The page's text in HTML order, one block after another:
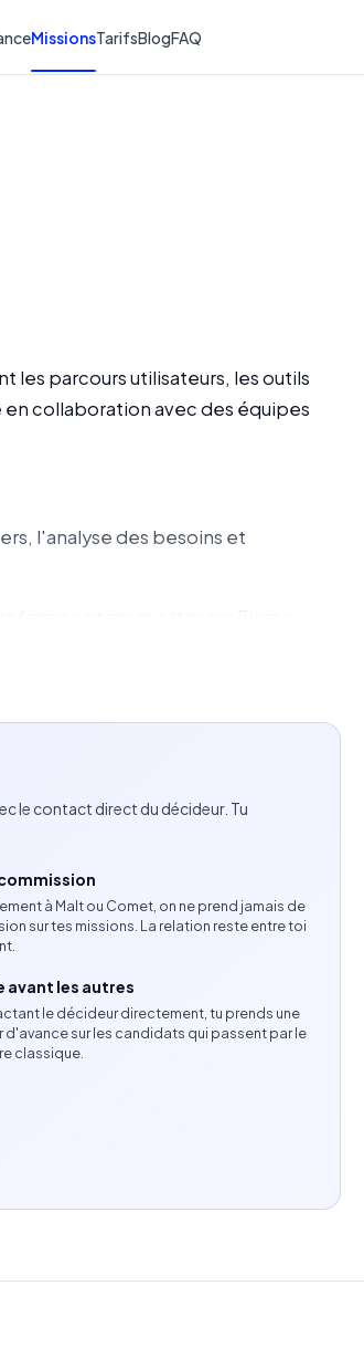
MissionsTarifsBlogFAQ
parcours utilisateurs, les outils
collaboration avec des équipes
l'analyse des besoins et
et dashboards afin d'aligner les
à la recherche utilisateur.
collaboratif.
non techniques.
pluridisciplinaires.
le contact direct du décideur. Tu
à Malt ou Comet, on ne prend jamais de
sur tes missions. La relation reste entre toi
avant les autres
le décideur directement, tu prends une
d'avance sur les candidats qui passent par le
classique.